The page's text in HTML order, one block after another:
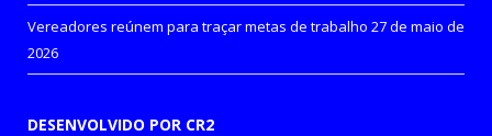
Vereadores reúnem para traçar metas de trabalho 27 de maio de
2026
DESENVOLVIDO POR CR2